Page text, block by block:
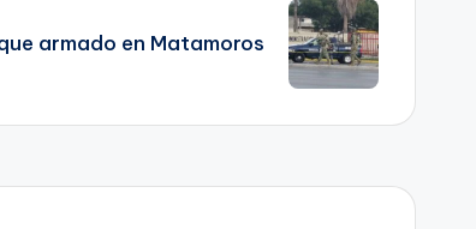
armado en Matamoros